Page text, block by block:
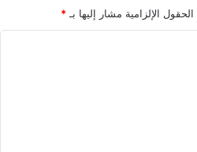
الحقول الإلزامية مشار إليها بـ *